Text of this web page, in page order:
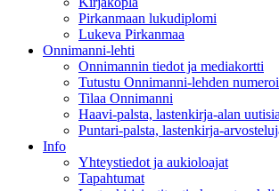
Pirkanmaan lukudiplomi
Lukeva Pirkanmaa
Onnimanni-lehti
Onnimannin tiedot ja mediakortti
Tutustu Onnimanni-lehden
Tilaa Onnimanni
Haavi-palsta, lastenkirja-alan uutisia
Puntari-palsta, lastenkirja-
Info
Yhteystiedot ja aukioloajat
Tapahtumat